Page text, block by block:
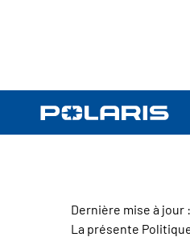
Dernière mise à jour
La présente